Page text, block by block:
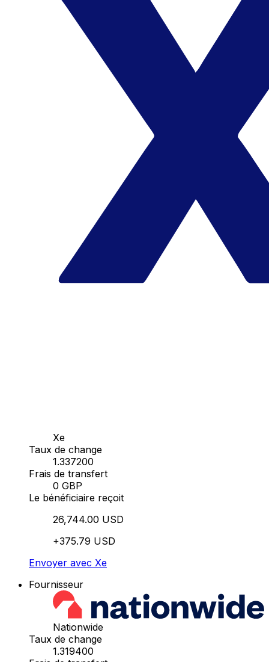
Xe
Taux de change
1.337200
Frais de transfert
0 GBP
Le bénéficiaire reçoit
26,744.00 USD
+375.79 USD
Envoyer avec Xe
Fournisseur
Nationwide
Taux de change
1.319400